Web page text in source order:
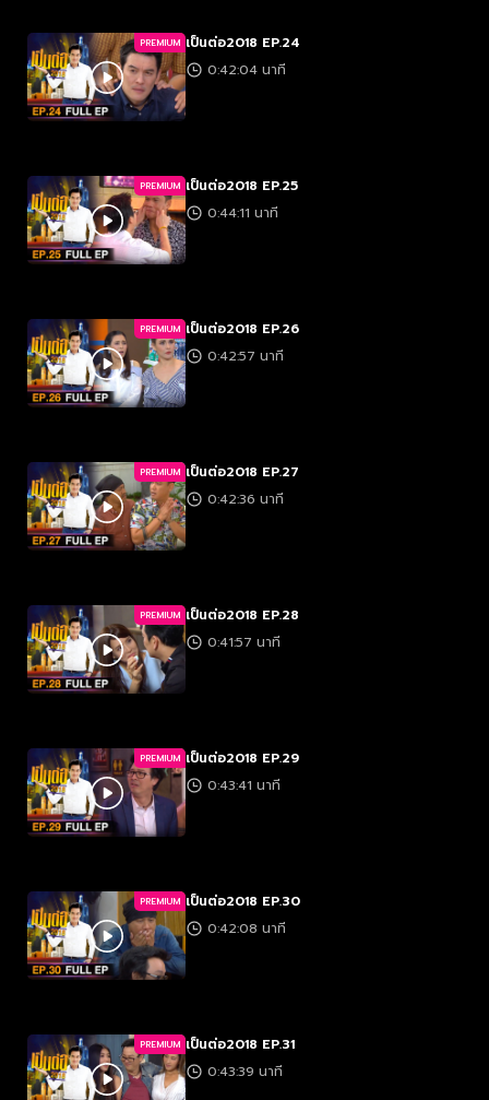
PREMIUM เป็นต่อ2018 EP.24
0:42:04 นาที
PREMIUM เป็นต่อ2018 EP.25
0:44:11 นาที
PREMIUM เป็นต่อ2018 EP.26
0:42:57 นาที
PREMIUM เป็นต่อ2018 EP.27
0:42:36 นาที
PREMIUM เป็นต่อ2018 EP.28
0:41:57 นาที
PREMIUM เป็นต่อ2018 EP.29
0:43:41 นาที
PREMIUM เป็นต่อ2018 EP.30
0:42:08 นาที
PREMIUM เป็นต่อ2018 EP.31
0:43:39 นาที